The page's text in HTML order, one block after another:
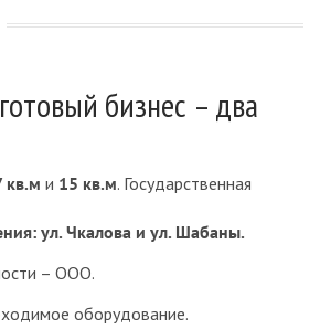
бизнес – два
кв.м и 15 кв.м. Государственная
ул. Чкалова и ул. Шабаны.
– ООО.
оборудование.